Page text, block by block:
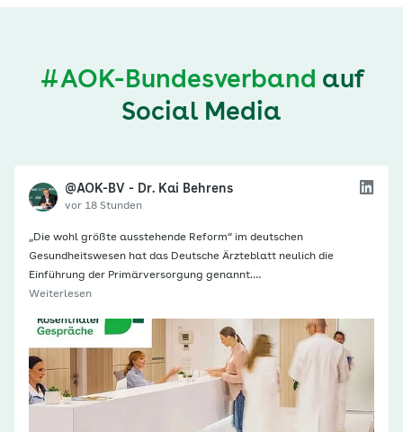
#AOK-Bundesverband auf
Social Media
@AOK-BV - Dr. Kai Behrens
vor 18 Stunden
„Die wohl größte ausstehende Reform“ im deutschen
Gesundheitswesen hat das Deutsche Ärzteblatt neulich die
Einführung der Primärversorgung genannt.…
Weiterlesen